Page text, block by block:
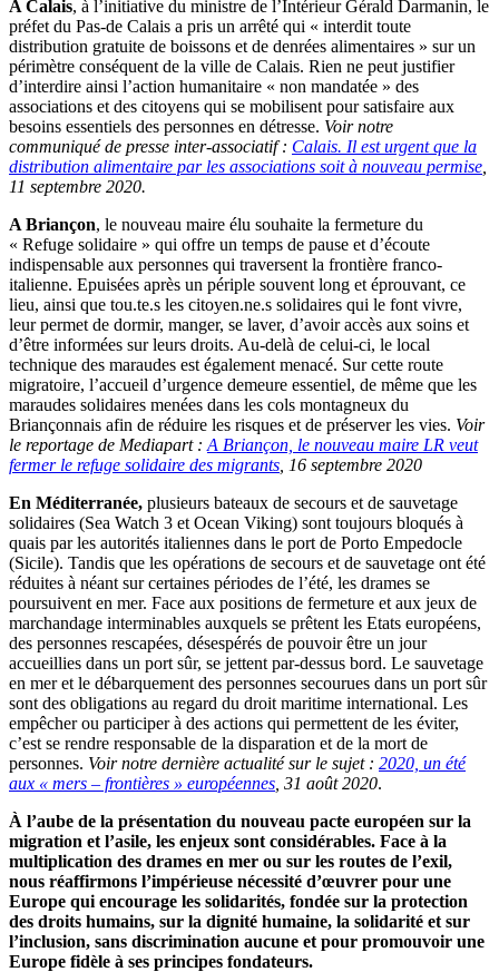
A Calais, à l’initiative du ministre de l’Intérieur Gérald Darmanin, le
préfet du Pas-de Calais a pris un arrêté qui « interdit toute
distribution gratuite de boissons et de denrées alimentaires » sur un
périmètre conséquent de la ville de Calais. Rien ne peut justifier
d’interdire ainsi l’action humanitaire « non mandatée » des
associations et des citoyens qui se mobilisent pour satisfaire aux
besoins essentiels des personnes en détresse. Voir notre
communiqué de presse inter-associatif : Calais. Il est urgent que la
distribution alimentaire par les associations soit à nouveau permise
11 septembre 2020.
A Briançon, le nouveau maire élu souhaite la fermeture du
« Refuge solidaire » qui offre un temps de pause et d’écoute
indispensable aux personnes qui traversent la frontière franco-
italienne. Epuisées après un périple souvent long et éprouvant, ce
lieu, ainsi que tou.te.s les citoyen.ne.s solidaires qui le font vivre,
leur permet de dormir, manger, se laver, d’avoir accès aux soins et
d’être informées sur leurs droits. Au-delà de celui-ci, le local
technique des maraudes est également menacé. Sur cette route
migratoire, l’accueil d’urgence demeure essentiel, de même que les
maraudes solidaires menées dans les cols montagneux du
Briançonnais afin de réduire les risques et de préserver les vies. Voir
le reportage de Mediapart : A Briançon, le nouveau maire LR veut
fermer le refuge solidaire des migrants , 16 septembre 2020
En Méditerranée, plusieurs bateaux de secours et de sauvetage
solidaires (Sea Watch 3 et Ocean Viking) sont toujours bloqués à
quais par les autorités italiennes dans le port de Porto Empedocle
(Sicile). Tandis que les opérations de secours et de sauvetage ont été
réduites à néant sur certaines périodes de l’été, les drames se
poursuivent en mer. Face aux positions de fermeture et aux jeux de
marchandage interminables auxquels se prêtent les Etats européens,
des personnes rescapées, désespérés de pouvoir être un jour
accueillies dans un port sûr, se jettent par-dessus bord. Le sauvetage
en mer et le débarquement des personnes secourues dans un port sûr
sont des obligations au regard du droit maritime international. Les
empêcher ou participer à des actions qui permettent de les éviter,
c’est se rendre responsable de la disparation et de la mort de
personnes. Voir notre dernière actualité sur le sujet : 2020, un été
aux « mers – frontières » européennes , 31 août 2020.
À l’aube de la présentation du nouveau pacte européen sur la
migration et l’asile, les enjeux sont considérables. Face à la
multiplication des drames en mer ou sur les routes de l’exil,
nous réaffirmons l’impérieuse nécessité d’œuvrer pour une
Europe qui encourage les solidarités, fondée sur la protection
des droits humains, sur la dignité humaine, la solidarité et sur
l’inclusion, sans discrimination aucune et pour promouvoir une
Europe fidèle à ses principes fondateurs.